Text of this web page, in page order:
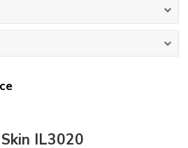
IL3020